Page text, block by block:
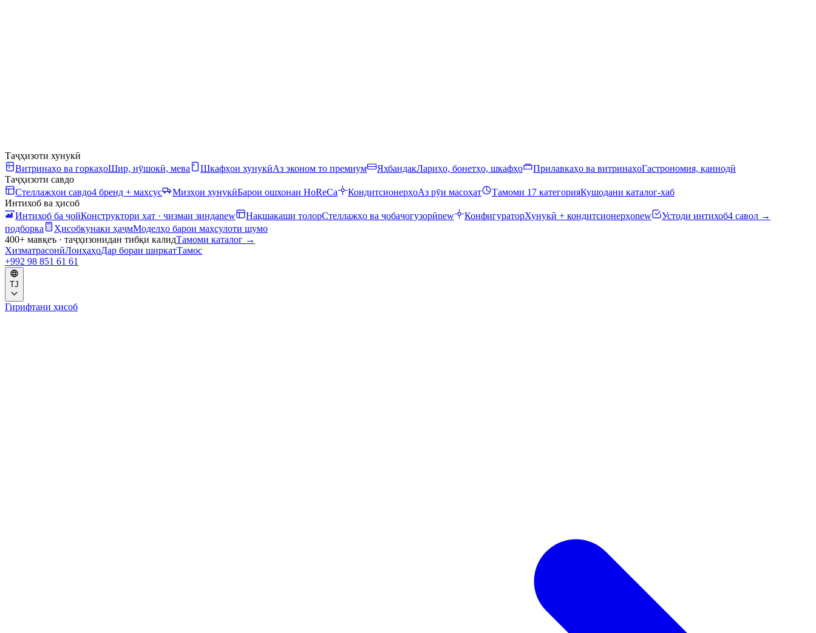
Таҷҳизоти хунукӣ
Витринаҳо ва горкаҳоШир, нӯшокӣ, мева Шкафҳои хунукӣАз эконом то премиум ЯхбандакЛариҳо, бонетҳо, шкафҳо Прилавкаҳо ва витринаҳоГастрономия, қаннодӣ
Таҷҳизоти савдо
Стеллажҳои савдо4 бренд + махсус Мизҳои хунукӣБарои ошхонаи HoReCa КондитсионерҳоАз рӯи масоҳат Тамоми 17 категорияКушодани каталог-хаб
Интихоб ва ҳисоб
Интихоб ба ҷойКонструктори хат · чизмаи зиндаnew Нақшакаши толорСтеллажҳо ва ҷобаҷогузорӣnew КонфигураторХунукӣ + кондитсионерҳоnew Устоди интихоб4 савол →
подборка
Ҳисобкунаки ҳаҷмМоделҳо барои маҳсулоти шумо
400+ мавқеъ · таҷҳизонидан тибқи калидТамоми каталог →
ХизматрасонӣЛоиҳаҳоДар бораи ширкатТамос
+992 98 851 61 61
TJ
Гирифтани ҳисоб